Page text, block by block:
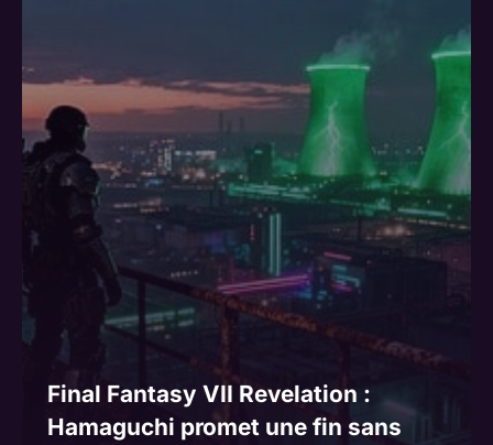
Final Fantasy VII Revelation :
Hamaguchi promet une fin sans